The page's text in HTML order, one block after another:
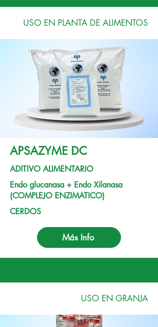
USO EN PLANTA DE ALIMENTOS
APSAZYME DC
ADITIVO ALIMENTARIO
Endo glucanasa + Endo Xilanasa
(COMPLEJO ENZIMATICO)
CERDOS
Más Info
USO EN GRANJA